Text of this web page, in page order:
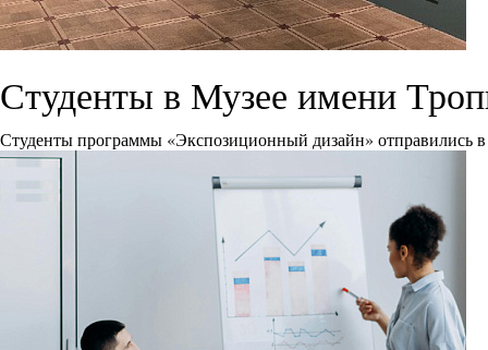
Студенты в Музее имени
Студенты программы «Экспозиционный дизайн»